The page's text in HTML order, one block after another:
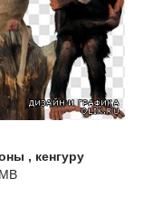
, кенгуру